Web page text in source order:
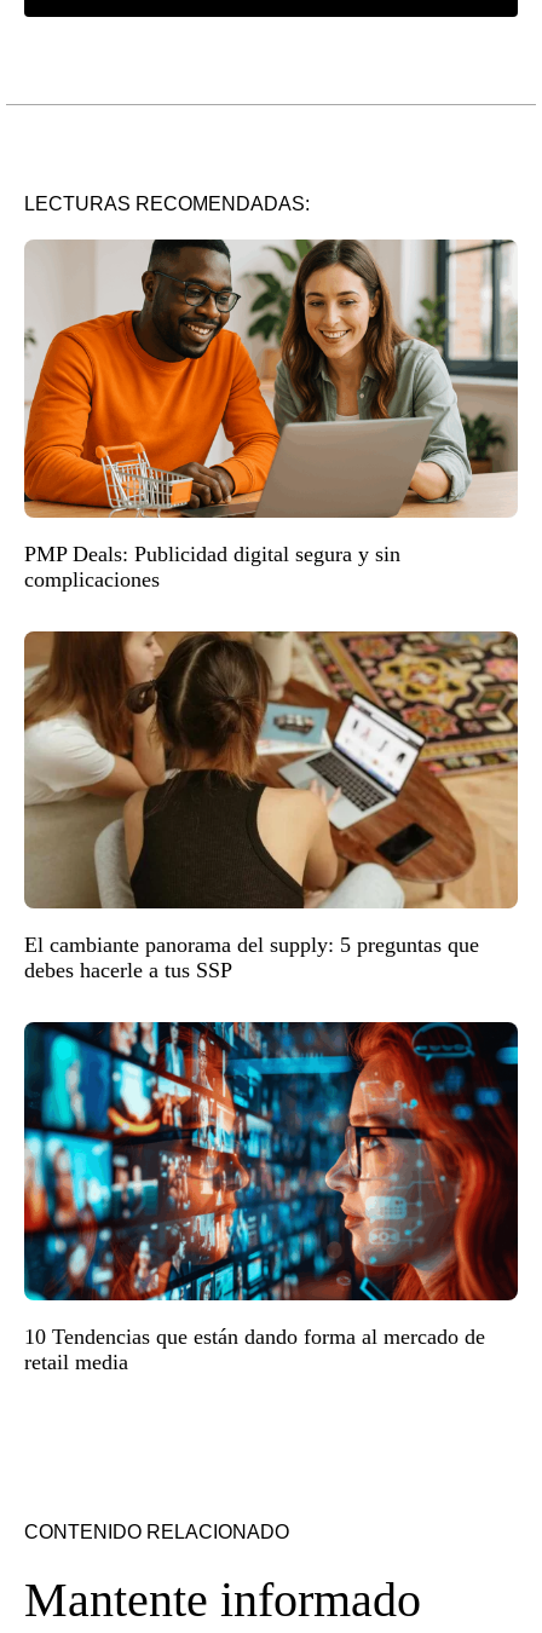
LECTURAS RECOMENDADAS:
PMP Deals: Publicidad digital segura y sin
complicaciones
El cambiante panorama del supply: 5 preguntas que
debes hacerle a tus SSP
10 Tendencias que están dando forma al mercado de
retail media
CONTENIDO RELACIONADO
Mantente informado